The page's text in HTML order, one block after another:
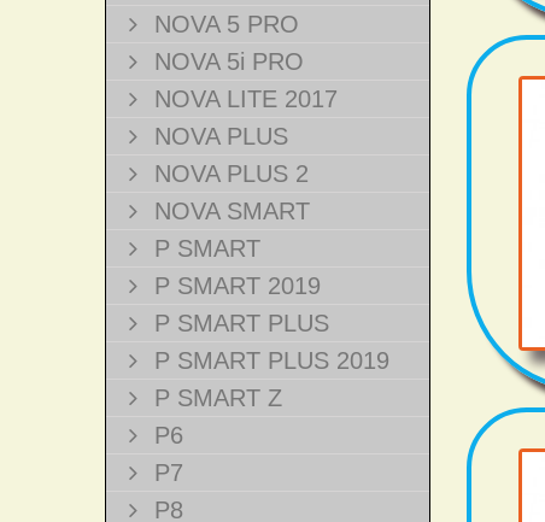
NOVA 5 PRO
NOVA 5i PRO
NOVA LITE 2017
NOVA PLUS
NOVA PLUS 2
NOVA SMART
P SMART
P SMART 2019
P SMART PLUS
P SMART PLUS 2019
P SMART Z
P6
P7
P8